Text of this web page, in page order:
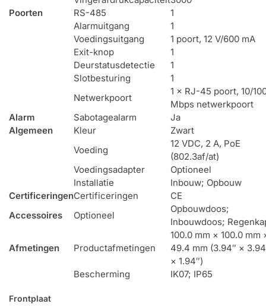
Poorten
RS-485
1
Alarmuitgang
1
Voedingsuitgang
1 poort, 12 V/600 mA
Exit-knop
1
Deurstatusdetectie
1
Slotbesturing
1
Netwerkpoort
1 × RJ-45 poort, 10/
Mbps netwerkpoort
Alarm
Sabotagealarm
Ja
Algemeen
Kleur
Zwart
Voeding
12 VDC, 2 A, PoE
(802.3af/at)
Voedingsadapter
Optioneel
Installatie
Inbouw; Opbouw
CertificeringenCertificeringen
CE
Accessoires
Optioneel
Opbouwdoos;
Inbouwdoos;
Afmetingen Productafmetingen
100.0 mm × 100.0 mm
49.4 mm (3.94″ ×
× 1.94″)
Bescherming
IK07; IP65
Frontplaat